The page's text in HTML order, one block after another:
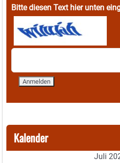
Bitte diesen Text hier unten
Kalender
Juli